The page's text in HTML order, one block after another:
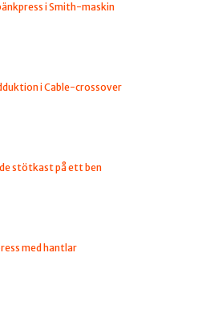
i Smith-maskin
i Cable-crossover
stötkast på ett ben
med hantlar